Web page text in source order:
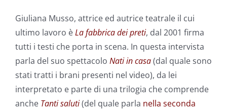
Giuliana Musso, attrice ed autrice teatrale il cui
ultimo lavoro èLa fabbrica dei preti, dal 2001 firma
tutti i testi che porta in scena. In questa intervista
parla del suo spettacolo Nati in casa(dal quale sono
stati tratti i brani presenti nel video), da lei
interpretato e parte di una trilogia che comprende
anche Tanti saluti(del quale parla nella seconda